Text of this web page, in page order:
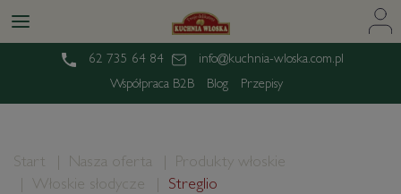
62 735 64 84
info@kuchnia-wloska.com.pl
Współpraca B2B
Blog Przepisy
Start Nasza oferta
Produkty włoskie
Włoskie słodycze
Streglio